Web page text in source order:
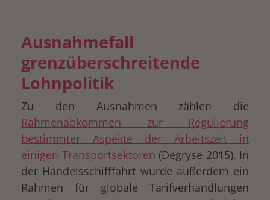
Ausnahmefall
grenzüberschreitende
Lohnpolitik
Zu den Ausnahmen zählen die
Rahmenabkommen zur Regulierung
bestimmter Aspekte der Arbeitszeit in
einigen Transportsektoren (Degryse 2015). In
der Handelsschifffahrt wurde außerdem ein
Rahmen für globale Tarifverhandlungen